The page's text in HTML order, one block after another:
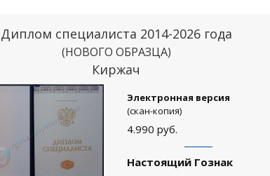
Диплом специалиста 2014-2026 года
(НОВОГО ОБРАЗЦА)
Киржач
Электронная версия
(скан-копия)
4.990 руб.
Настоящий Гознак